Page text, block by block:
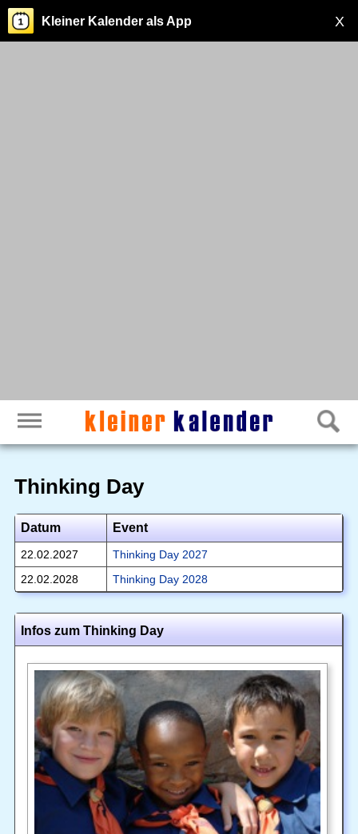
X
Kleiner Kalender als App
Thinking Day
Datum Event
22.02.2027
Thinking Day 2027
22.02.2028
Thinking Day 2028
Infos zum Thinking Day